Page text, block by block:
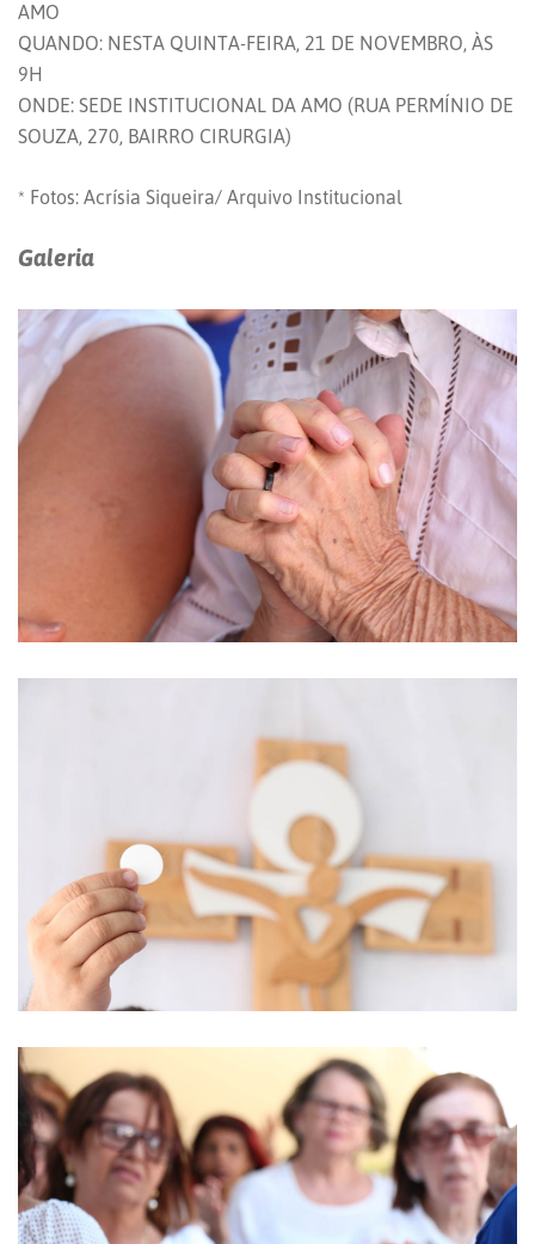
AMO
QUANDO: NESTA QUINTA-FEIRA, 21 DE NOVEMBRO, ÀS
9H
ONDE: SEDE INSTITUCIONAL DA AMO (RUA PERMÍNIO DE
SOUZA, 270, BAIRRO CIRURGIA)
* Fotos: Acrísia Siqueira/ Arquivo Institucional
Galeria